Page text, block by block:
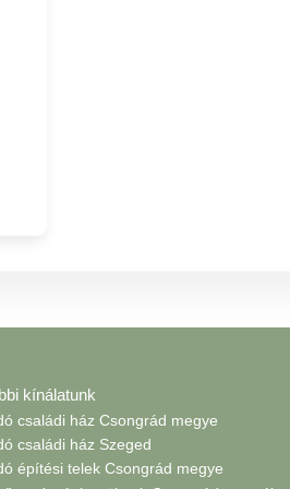
kínálatunk
családi ház Csongrád megye
családi ház Szeged
építési telek Csongrád megye